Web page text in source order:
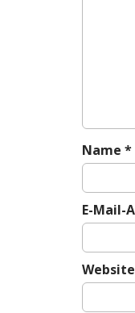
o
n
Name *
E-Mail-
Website